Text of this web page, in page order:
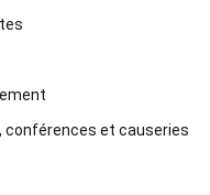
conférences et causeries